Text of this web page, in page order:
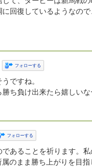
回復しているようなの
フォローする
ですね。
ち負け出来たら嬉しい
フォローする
あることを祈ります。
のまま勝ち上がりを目